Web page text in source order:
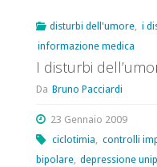
disturbi dell'umore, i
informazione medica
I disturbi
Da Bruno Pacciardi
23 Gennaio 2009
ciclotimia, controlli
bipolare, depressione